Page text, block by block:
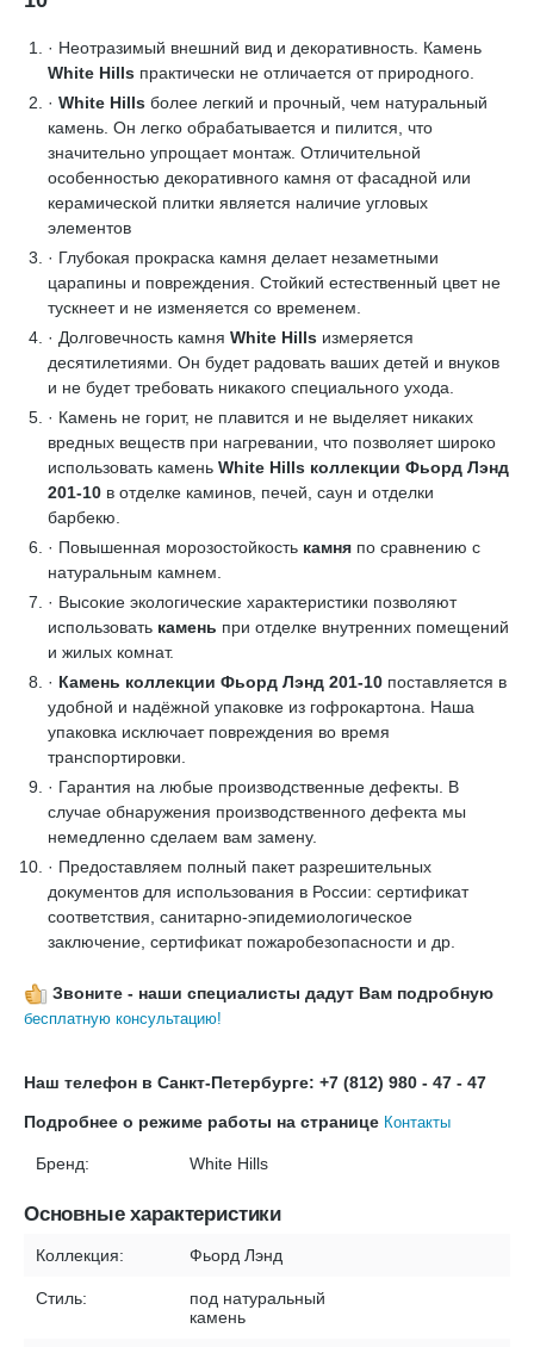
· Неотразимый внешний вид и декоративность. Камень
White Hills практически не отличается от природного.
· White Hills более легкий и прочный, чем натуральный
камень. Он легко обрабатывается и пилится, что
значительно упрощает монтаж. Отличительной
особенностью декоративного камня от фасадной или
керамической плитки является наличие угловых
элементов
· Глубокая прокраска камня делает незаметными
царапины и повреждения. Стойкий естественный цвет не
тускнеет и не изменяется со временем.
· Долговечность камня White Hills измеряется
десятилетиями. Он будет радовать ваших детей и внуков
и не будет требовать никакого специального ухода.
· Камень не горит, не плавится и не выделяет никаких
вредных веществ при нагревании, что позволяет широко
использовать камень White Hills коллекции Фьорд Лэнд
201-10 в отделке каминов, печей, саун и отделки
барбекю.
· Повышенная морозостойкость камня по сравнению с
натуральным камнем.
· Высокие экологические характеристики позволяют
использовать камень при отделке внутренних помещений
и жилых комнат.
· Камень коллекции Фьорд Лэнд 201-10 поставляется в
удобной и надёжной упаковке из гофрокартона. Наша
упаковка исключает повреждения во время
транспортировки.
· Гарантия на любые производственные дефекты. В
случае обнаружения производственного дефекта мы
немедленно сделаем вам замену.
· Предоставляем полный пакет разрешительных
документов для использования в России: сертификат
соответствия, санитарно-эпидемиологическое
заключение, сертификат пожаробезопасности и др.
Звоните - наши специалисты дадут Вам подробную
бесплатную консультацию!
Наш телефон в Санкт-Петербурге: +7 (812) 980 - 47 - 47
Подробнее о режиме работы на странице Контакты
Бренд: White Hills
Основные характеристики
Коллекция: Фьорд Лэнд
Стиль:
под натуральный
камень